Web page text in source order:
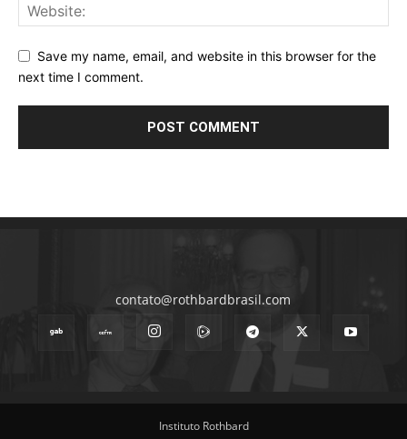
Save my name, email, and website in this browser for the
next time I comment.
contato@rothbardbrasil.com
Instituto Rothbard